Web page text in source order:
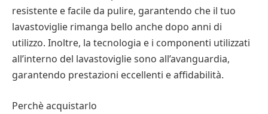
resistente e facile da pulire, garantendo che il tuo
lavastoviglie rimanga bello anche dopo anni di
utilizzo. Inoltre, la tecnologia e i componenti utilizzati
all’interno del lavastoviglie sono all’avanguardia,
garantendo prestazioni eccellenti e affidabilità.
Perchè acquistarlo